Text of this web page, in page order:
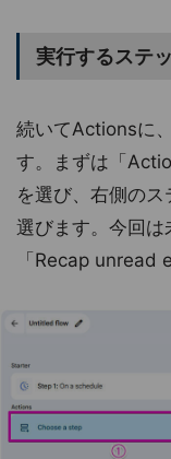
実行するステ
続いてActionsに
す。まずは「
を選び、右側の
選びます。今回は
「Recap unread